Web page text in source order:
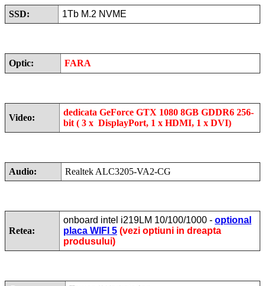
SSD: 1Tb M.2 NVME
Optic: FARA
Video:
dedicata GeForce GTX 1080 8GB GDDR6 256-
bit ( 3 x DisplayPort, 1 x HDMI, 1 x DVI)
Audio: Realtek ALC3205-VA2-CG
Retea:
onboard intel i219LM 10/100/1000 - optional
placa WIFI 5 (vezi optiuni in dreapta
produsului)